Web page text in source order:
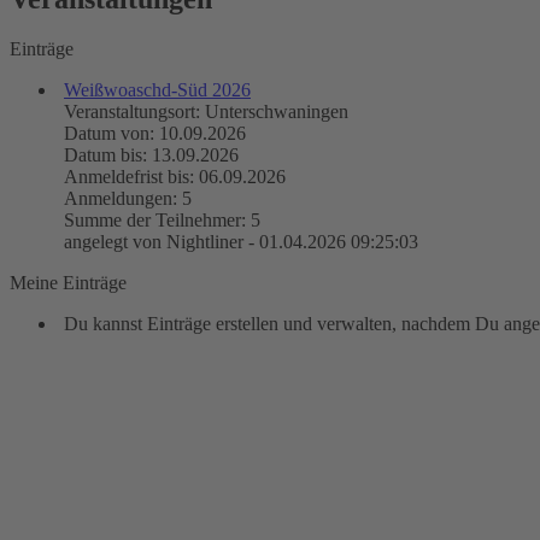
Einträge
Weißwoaschd-Süd 2026
Veranstaltungsort: Unterschwaningen
Datum von: 10.09.2026
Datum bis: 13.09.2026
Anmeldefrist bis: 06.09.2026
Anmeldungen: 5
Summe der Teilnehmer: 5
angelegt von Nightliner - 01.04.2026 09:25:03
Meine Einträge
Du kannst Einträge erstellen und verwalten, nachdem Du